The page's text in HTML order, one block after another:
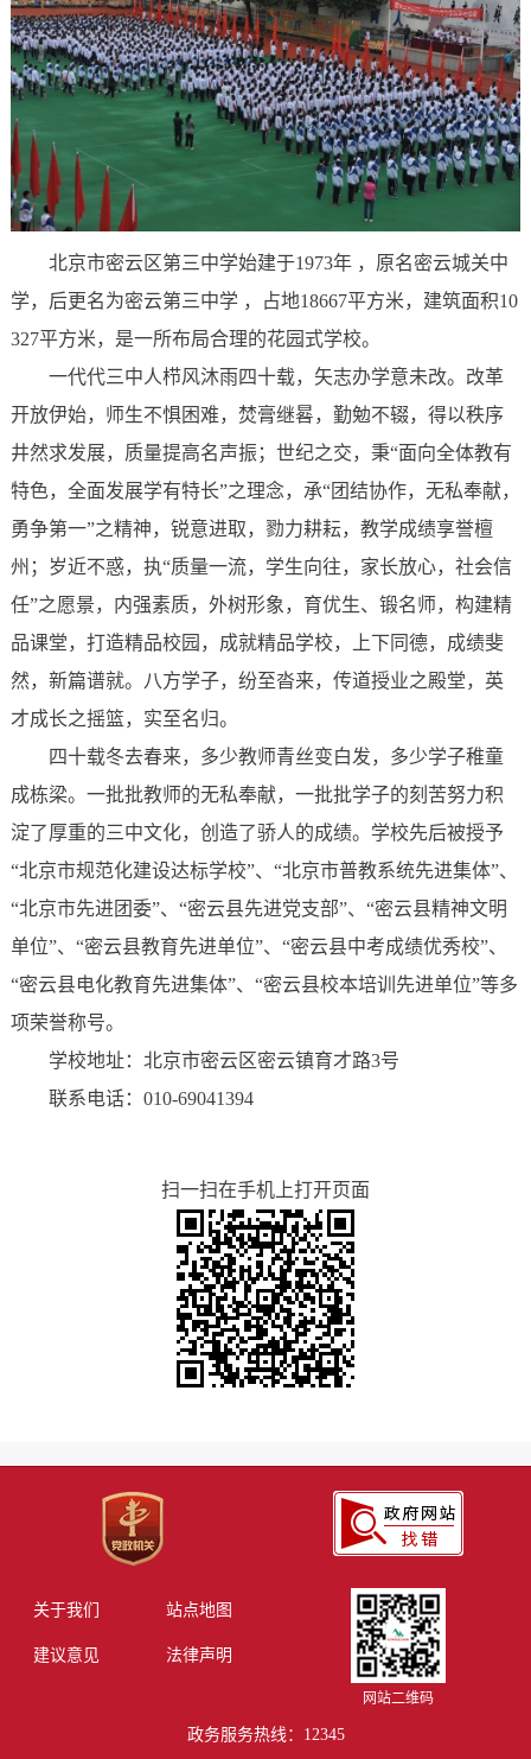
北京市密云区第三中学始建于1973年 ，原名密云城关中
学，后更名为密云第三中学 ，占地18667平方米，建筑面积10
327平方米，是一所布局合理的花园式学校。
一代代三中人栉风沐雨四十载，矢志办学意未改。改革
开放伊始，师生不惧困难，焚膏继晷，勤勉不辍，得以秩序
井然求发展，质量提高名声振；世纪之交，秉“面向全体教有
特色，全面发展学有特长”之理念，承“团结协作，无私奉献，
勇争第一”之精神，锐意进取，勠力耕耘，教学成绩享誉檀
州；岁近不惑，执“质量一流，学生向往，家长放心，社会信
任”之愿景，内强素质，外树形象，育优生、锻名师，构建精
品课堂，打造精品校园，成就精品学校，上下同德，成绩斐
然，新篇谱就。八方学子，纷至沓来，传道授业之殿堂，英
才成长之摇篮，实至名归。
四十载冬去春来，多少教师青丝变白发，多少学子稚童
成栋梁。一批批教师的无私奉献，一批批学子的刻苦努力积
淀了厚重的三中文化，创造了骄人的成绩。学校先后被授予
“北京市规范化建设达标学校”、“北京市普教系统先进集体”、
“北京市先进团委”、“密云县先进党支部”、“密云县精神文明
单位”、“密云县教育先进单位”、“密云县中考成绩优秀校”、
“密云县电化教育先进集体”、“密云县校本培训先进单位”等多
项荣誉称号。
学校地址：北京市密云区密云镇育才路3号
联系电话：010-69041394
扫一扫在手机上打开页面
关于我们 站点地图
建议意见 法律声明
网站二维码
政务服务热线：12345